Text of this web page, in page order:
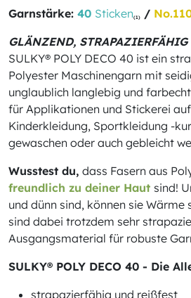
Garnstärke: 40 Sticken(1) /
GLÄNZEND,
SULKY® POLY DECO 40 ist ein
Polyester Maschinengarn mit
unglaublich langlebig und
für Applikationen und Stickerei
Kinderkleidung, Sportkleidung -
gewaschen oder auch gebleicht
Wusstest du, dass Fasern aus
freundlich zu deiner Haut sind!
und dünn sind, können sie Wärme
sind dabei trotzdem sehr
Ausgangsmaterial für robuste
SULKY® POLY DECO 40 - Die
strapazierfähig und reißfest